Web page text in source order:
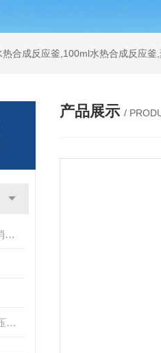
合成反应釜,100ml水热合成反应
25mlPPL对位聚苯高温高压消解罐
200mlPPL280度黑色内胆高压消解罐
产品展示 /